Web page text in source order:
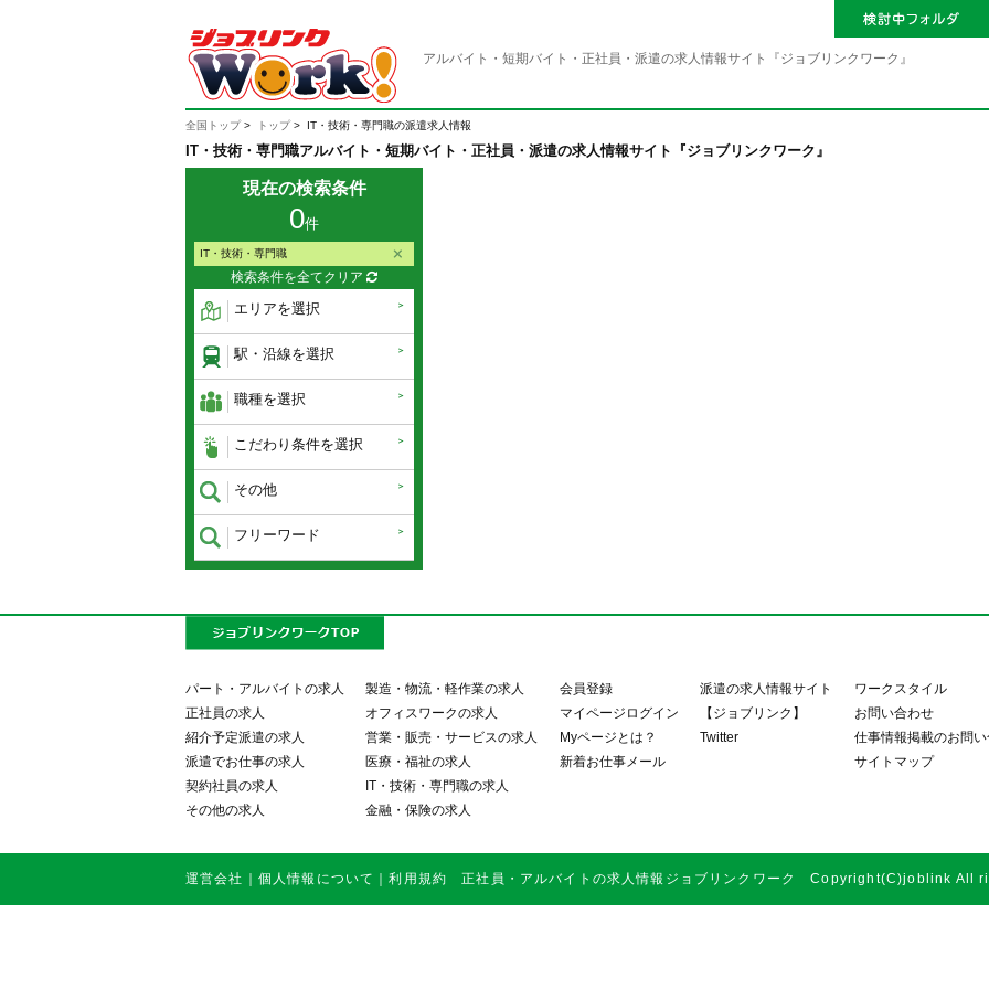
アルバイト・短期バイト・正社員・派遣の求人情報サイト『ジョブリンクワーク』
全国トップ トップ IT・技術・専門職の派遣求人情報
IT・技術・専門職アルバイト・短期バイト・正社員・派遣の求人情報サイト『ジョブリンクワーク』
現在の検索条件
0件
IT・技術・専門職
検索条件を全てクリア
エリアを選択
駅・沿線を選択
職種を選択
こだわり条件を選択
その他
フリーワード
パート・アルバイトの求人
正社員の求人
紹介予定派遣の求人
派遣でお仕事の求人
契約社員の求人
その他の求人
製造・物流・軽作業の求人
オフィスワークの求人
営業・販売・サービスの求人
医療・福祉の求人
IT・技術・専門職の求人
金融・保険の求人
会員登録
マイページログイン
Myページとは？
新着お仕事メール
派遣の求人情報サイト
【ジョブリンク】
Twitter
ワークスタイル
お問い合わせ
仕事情報掲載のお問
サイトマップ
運営会社 ｜ 個人情報について ｜利用規約 正社員・アルバイトの求人情報ジョブリンクワーク Copyright(C)joblink All